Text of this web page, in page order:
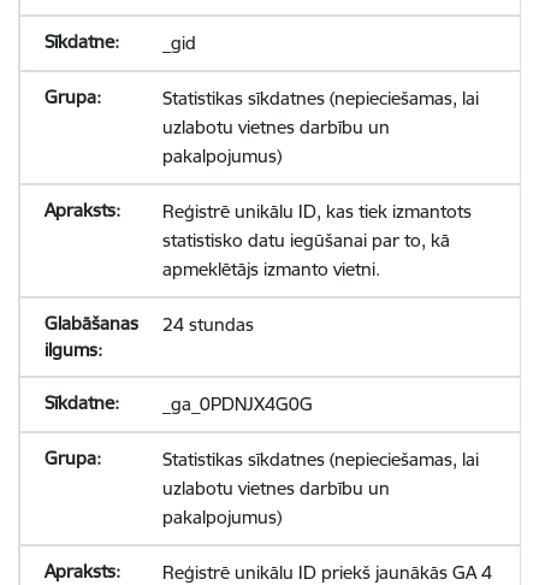
_gid
Statistikas sīkdatnes (nepieciešamas, lai
uzlabotu vietnes darbību un
pakalpojumus)
Reģistrē unikālu ID, kas tiek izmantots
statistisko datu iegūšanai par to, kā
apmeklētājs izmanto vietni.
24 stundas
_ga_0PDNJX4G0G
Statistikas sīkdatnes (nepieciešamas, lai
uzlabotu vietnes darbību un
pakalpojumus)
Reģistrē unikālu ID priekš jaunākās GA 4